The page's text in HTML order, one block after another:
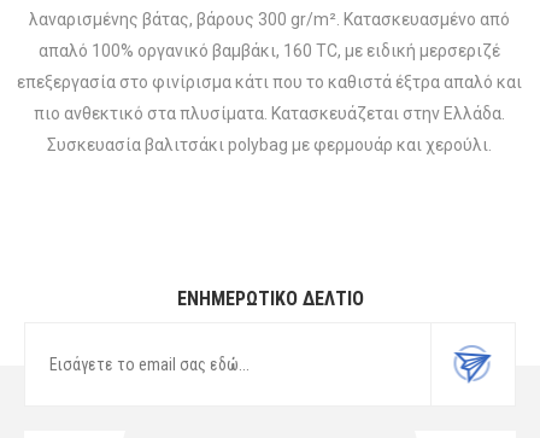
λαναρισμένης βάτας, βάρους 300 gr/m². Κατασκευασμένο από
απαλό 100% οργανικό βαμβάκι, 160 TC, με ειδική μερσεριζέ
επεξεργασία στο φινίρισμα κάτι που το καθιστά έξτρα απαλό και
πιο ανθεκτικό στα πλυσίματα. Κατασκευάζεται στην Ελλάδα.
Συσκευασία βαλιτσάκι polybag με φερμουάρ και χερούλι.
ΕΝΗΜΕΡΩΤΙΚΌ ΔΕΛΤΊΟ